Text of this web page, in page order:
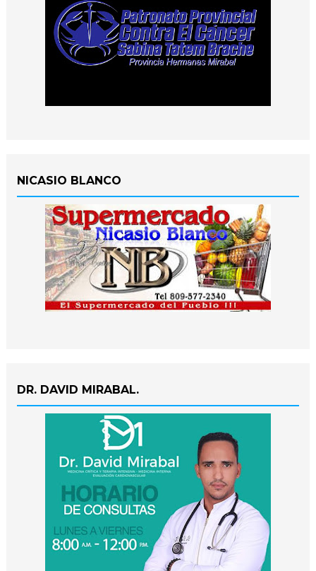
NICASIO BLANCO
DR. DAVID MIRABAL.